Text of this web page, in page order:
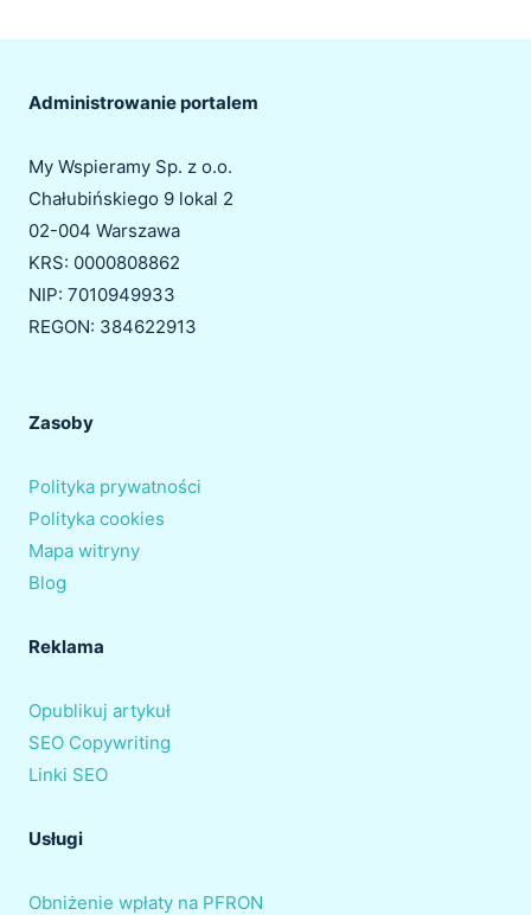
Administrowanie portalem
My Wspieramy Sp. z o.o.
Chałubińskiego 9 lokal 2
02-004 Warszawa
KRS: 0000808862
NIP: 7010949933
REGON: 384622913
Zasoby
Polityka prywatności
Polityka cookies
Mapa witryny
Blog
Reklama
Opublikuj artykuł
SEO Copywriting
Linki SEO
Usługi
Obniżenie wpłaty na PFRON